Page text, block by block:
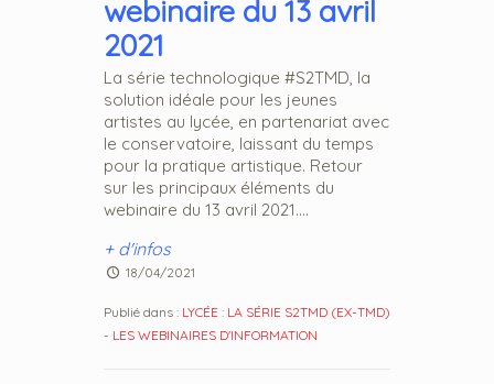
webinaire du 13 avril
2021
La série technologique #S2TMD, la
solution idéale pour les jeunes
artistes au lycée, en partenariat avec
le conservatoire, laissant du temps
pour la pratique artistique. Retour
sur les principaux éléments du
webinaire du 13 avril 2021....
+ d'infos
18/04/2021
Publié dans : LYCÉE : LA SÉRIE S2TMD (EX-TMD)
- LES WEBINAIRES D'INFORMATION